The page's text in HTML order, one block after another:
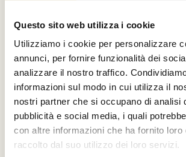
Questo sito web utilizza i cookie
Utilizziamo i cookie per personalizzare
annunci, per fornire funzionalità dei
analizzare il nostro traffico.
informazioni sul modo in cui utilizza il
nostri partner che si occupano di analisi
pubblicità e social media, i quali
con altre informazioni che ha fornito loro
raccolto dal suo utilizzo dei loro servizi.
Main partner